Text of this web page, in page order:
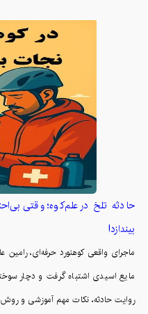
حادثه تلخ در علم‌کوه؛ وقتی
بیندازد!
ماجرای واقعی کوهنورد حرفه‌ای، رامین
مایع اسیدی اشتباه گرفت و دچار
روایت حادثه، نکات مهم آموزشی و